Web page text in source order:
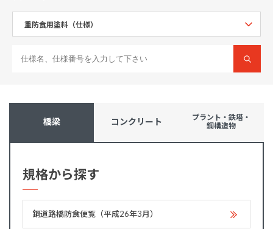
橋梁 コンクリート
プラント・鉄塔・
鋼構造物
規格から探す
鋼道路橋防食便覧（平成26年3月）